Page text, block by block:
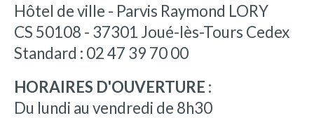
Hôtel de ville - Parvis Raymond LORY
CS 50108 - 37301 Joué-lès-Tours Cedex
Standard : 02 47 39 70 00
HORAIRES D'OUVERTURE :
Du lundi au vendredi de 8h30